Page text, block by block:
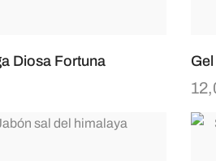
Diosa Fortuna